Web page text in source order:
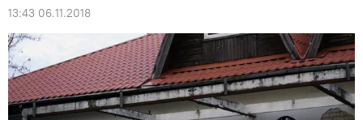
13:43 06.11.2018